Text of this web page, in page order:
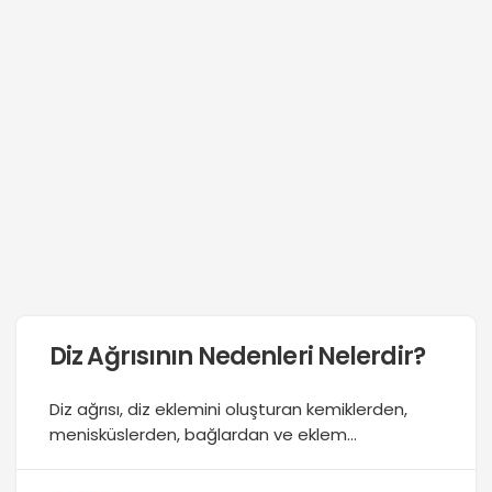
Diz Ağrısının Nedenleri Nelerdir?
Diz ağrısı, diz eklemini oluşturan kemiklerden,
menisküslerden, bağlardan ve eklem